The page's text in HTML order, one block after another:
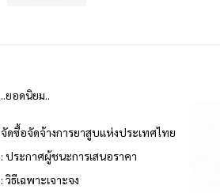
..ยอดนิยม..
จัดซื้อจัดจ้างการยาสูบแห่งประเทศไทย
: ประกาศผู้ชนะการเสนอราคา
: วิธีเฉพาะเจาะจง